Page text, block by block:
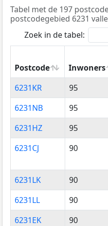
Tabel met de 197
postcodegebied 6231
Zoek in de tabel:
Postcode Inwoners
Postcode
Inwoners
6231KR 95
6231NB
95
6231HZ
95
6231CJ
90
6231LK 90
6231LL
90
6231EK
90